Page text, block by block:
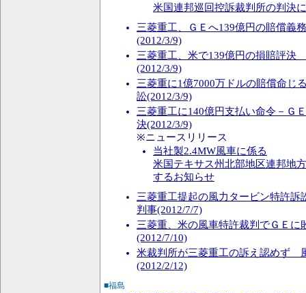
米国連邦巡回控訴裁判所の判決
三菱重工、ＧＥへ139億円の賠償義
(2012/3/9)
三菱重工、米で139億円の損賠評決
(2012/3/9)
三菱重に1億7000万ドルの賠償命じ
訟(2012/3/9)
三菱重工に140億円支払い命令－Ｇ
決(2012/3/9)
※ニュースリリース
当社製2.4MW風車に係る
米国テキサス州北部地区連邦地
するお知らせ
三菱重工提起の風力タービン特許訴
判事(2012/7/7)
三菱重、米の風車特許裁判でＧＥに
(2012/7/10)
米裁判所が三菱重工の訴え認めず
(2012/2/12)
■福島